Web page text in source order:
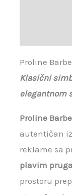
Proline
Klasični
elegantnom
Proline
autentičan
reklame sa
plavim
prostoru